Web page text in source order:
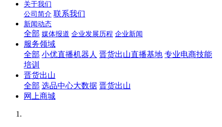
关于我们
公司简介 联系我们
新闻动态
全部 媒体报道 企业发展历程 企业新闻
服务领域
全部 小优直播机器人 晋货出山直播基地 专业电商技能
培训
晋货出山
全部 选品中心大数据 晋货出山
网上商城